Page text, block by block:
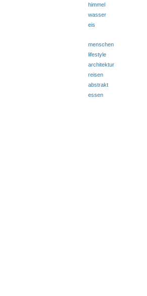
himmel
wasser
eis
menschen
lifestyle
architektur
reisen
abstrakt
essen